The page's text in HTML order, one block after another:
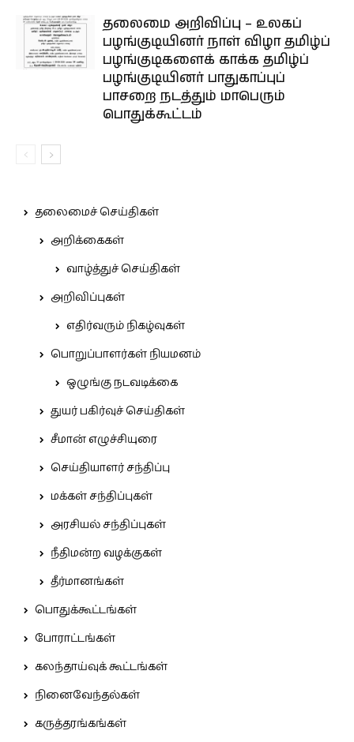
தலைமை அறிவிப்பு – உலகப்
பழங்குடியினர் நாள் விழா தமிழ்ப்
பழங்குடிகளைக் காக்க தமிழ்ப்
பழங்குடியினர் பாதுகாப்புப்
பாசறை நடத்தும் மாபெரும்
பொதுக்கூட்டம்
தலைமைச் செய்திகள்
அறிக்கைகள்
வாழ்த்துச் செய்திகள்
அறிவிப்புகள்
எதிர்வரும் நிகழ்வுகள்
பொறுப்பாளர்கள் நியமனம்
ஒழுங்கு நடவடிக்கை
துயர் பகிர்வுச் செய்திகள்
சீமான் எழுச்சியுரை
செய்தியாளர் சந்திப்பு
மக்கள் சந்திப்புகள்
அரசியல் சந்திப்புகள்
நீதிமன்ற வழக்குகள்
தீர்மானங்கள்
பொதுக்கூட்டங்கள்
போராட்டங்கள்
கலந்தாய்வுக் கூட்டங்கள்
நினைவேந்தல்கள்
கருத்தரங்கங்கள்